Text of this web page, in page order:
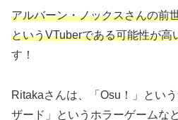
アルバーン・ノックスさんの前
というVTuberである可能性が高
す！
Ritakaさんは、「Osu！」とい
ザード」というホラーゲームな